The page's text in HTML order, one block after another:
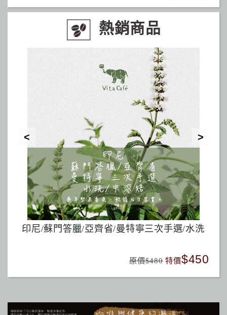
熱銷商品
巴西/喜拉朵/黃波旁/去果皮日曬/中焙
原價$380 特價$380